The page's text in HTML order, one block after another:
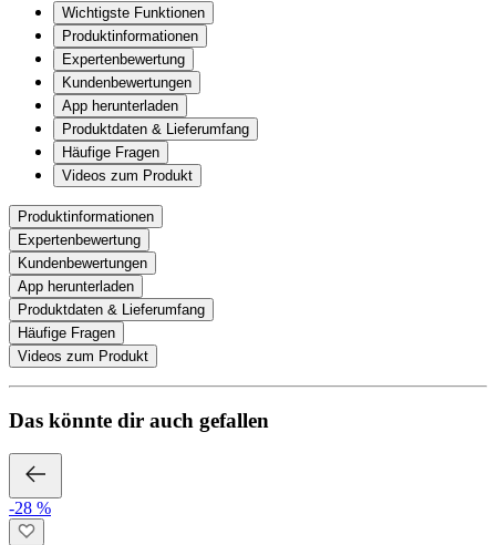
Wichtigste Funktionen
Produktinformationen
Expertenbewertung
Kundenbewertungen
App herunterladen
Produktdaten & Lieferumfang
Häufige Fragen
Videos zum Produkt
Produktinformationen
Expertenbewertung
Kundenbewertungen
App herunterladen
Produktdaten & Lieferumfang
Häufige Fragen
Videos zum Produkt
Das könnte dir auch gefallen
-28 %